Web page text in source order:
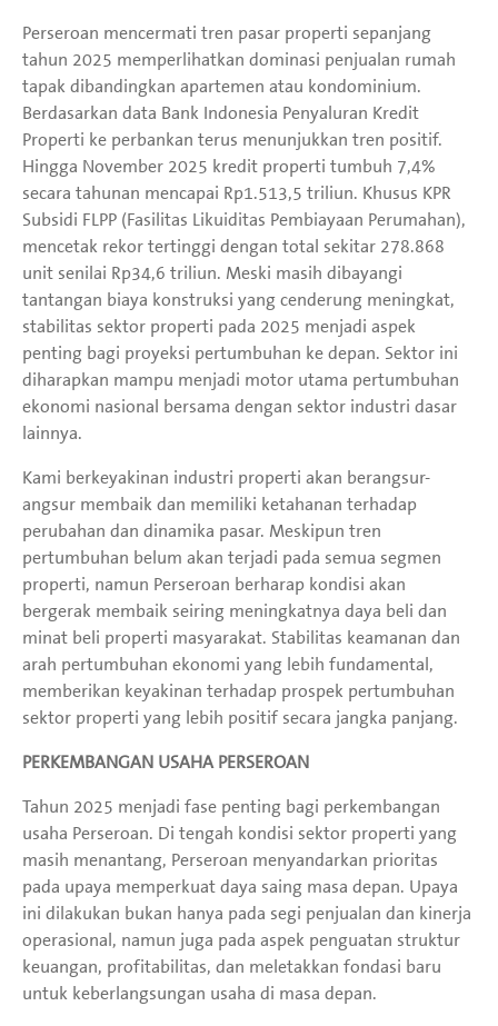
Perseroan mencermati tren pasar properti sepanjang
tahun 2025 memperlihatkan dominasi penjualan rumah
tapak dibandingkan apartemen atau kondominium.
Berdasarkan data Bank Indonesia Penyaluran Kredit
Properti ke perbankan terus menunjukkan tren positif.
Hingga November 2025 kredit properti tumbuh 7,4%
secara tahunan mencapai Rp1.513,5 triliun. Khusus KPR
Subsidi FLPP (Fasilitas Likuiditas Pembiayaan Perumahan),
mencetak rekor tertinggi dengan total sekitar 278.868
unit senilai Rp34,6 triliun. Meski masih dibayangi
tantangan biaya konstruksi yang cenderung meningkat,
stabilitas sektor properti pada 2025 menjadi aspek
penting bagi proyeksi pertumbuhan ke depan. Sektor ini
diharapkan mampu menjadi motor utama pertumbuhan
ekonomi nasional bersama dengan sektor industri dasar
lainnya.
Kami berkeyakinan industri properti akan berangsur-
angsur membaik dan memiliki ketahanan terhadap
perubahan dan dinamika pasar. Meskipun tren
pertumbuhan belum akan terjadi pada semua segmen
properti, namun Perseroan berharap kondisi akan
bergerak membaik seiring meningkatnya daya beli dan
minat beli properti masyarakat. Stabilitas keamanan dan
arah pertumbuhan ekonomi yang lebih fundamental,
memberikan keyakinan terhadap prospek pertumbuhan
sektor properti yang lebih positif secara jangka panjang.
PERKEMBANGAN USAHA PERSEROAN
Tahun 2025 menjadi fase penting bagi perkembangan
usaha Perseroan. Di tengah kondisi sektor properti yang
masih menantang, Perseroan menyandarkan prioritas
pada upaya memperkuat daya saing masa depan. Upaya
ini dilakukan bukan hanya pada segi penjualan dan kinerja
operasional, namun juga pada aspek penguatan struktur
keuangan, profitabilitas, dan meletakkan fondasi baru
untuk keberlangsungan usaha di masa depan.